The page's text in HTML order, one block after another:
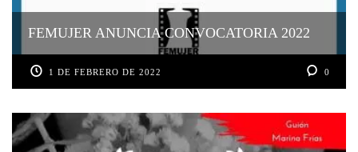
FEMUJER ANUNCIA CONVOCATORIA 2022
1 DE FEBRERO DE 2022 0